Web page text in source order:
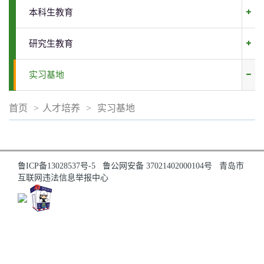
本科生教育
研究生教育
实习基地
首页 > 人才培养 > 实习基地
鲁ICP备13028537号-5 鲁公网安备 37021402000104号
青岛市
互联网违法信息举报中心